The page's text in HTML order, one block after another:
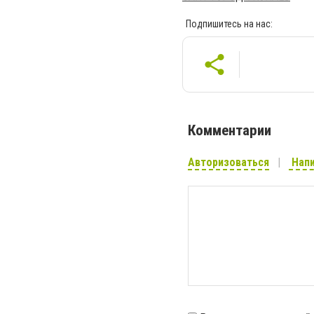
Подпишитесь на нас:
Комментарии
Авторизоваться